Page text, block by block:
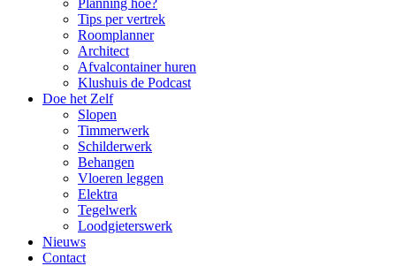
Planning hoe?
Tips per vertrek
Roomplanner
Architect
Afvalcontainer huren
Klushuis de Podcast
Doe het Zelf
Slopen
Timmerwerk
Schilderwerk
Behangen
Vloeren leggen
Elektra
Tegelwerk
Loodgieterswerk
Nieuws
Contact